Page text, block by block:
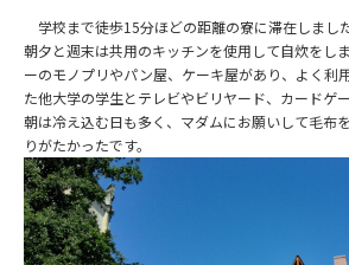
学校まで徒歩15分ほどの距離の寮に滞在しまし
朝夕と週末は共用のキッチンを使用して自炊をし
ーのモノプリやパン屋、ケーキ屋があり、よく利
た他大学の学生とテレビやビリヤード、カードゲ
朝は冷え込む日も多く、マダムにお願いして毛布
りがたかったです。